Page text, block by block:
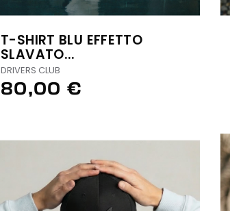
T-SHIRT BLU EFFETTO
SLAVATO...
DRIVERS CLUB
80,00 €